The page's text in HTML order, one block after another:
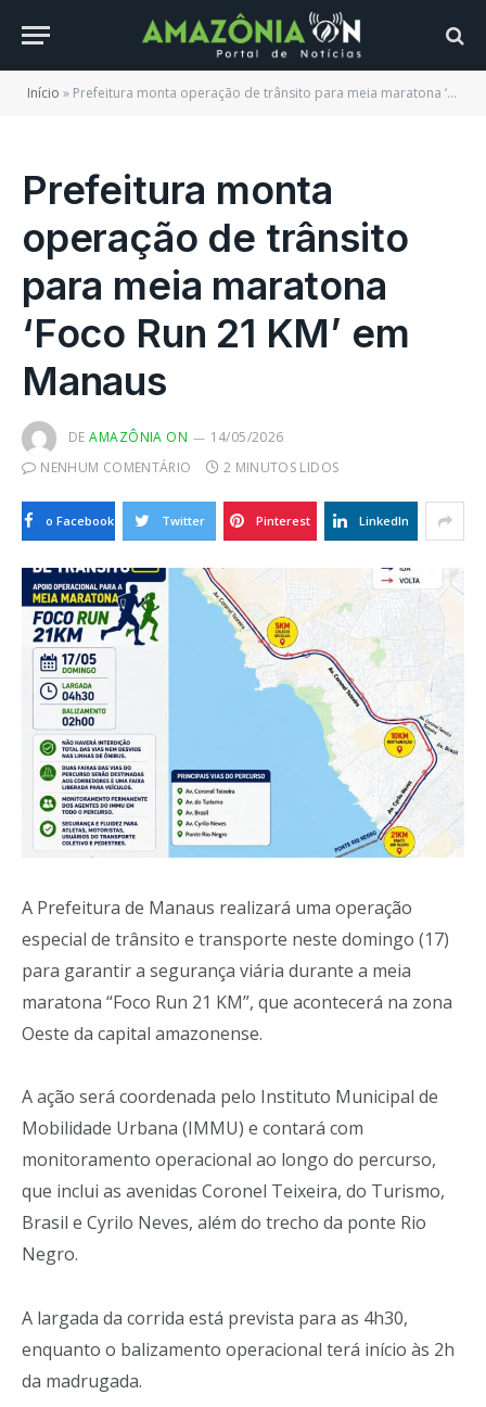
Início » Prefeitura monta operação de trânsito para meia maratona ‘Foco Run 21 KM’ em Manaus
Prefeitura monta
operação de trânsito
para meia maratona
‘Foco Run 21 KM’ em
Manaus
DE AMAZÔNIA ON
14/05/2026
NENHUM COMENTÁRIO
2 MINUTOS LIDOS
o Facebook Twitter Pinterest LinkedIn
A Prefeitura de Manaus realizará uma operação
especial de trânsito e transporte neste domingo (17)
para garantir a segurança viária durante a meia
maratona “Foco Run 21 KM”, que acontecerá na zona
Oeste da capital amazonense.
A ação será coordenada pelo Instituto Municipal de
Mobilidade Urbana (IMMU) e contará com
monitoramento operacional ao longo do percurso,
que inclui as avenidas Coronel Teixeira, do Turismo,
Brasil e Cyrilo Neves, além do trecho da ponte Rio
Negro.
A largada da corrida está prevista para as 4h30,
enquanto o balizamento operacional terá início às 2h
da madrugada.